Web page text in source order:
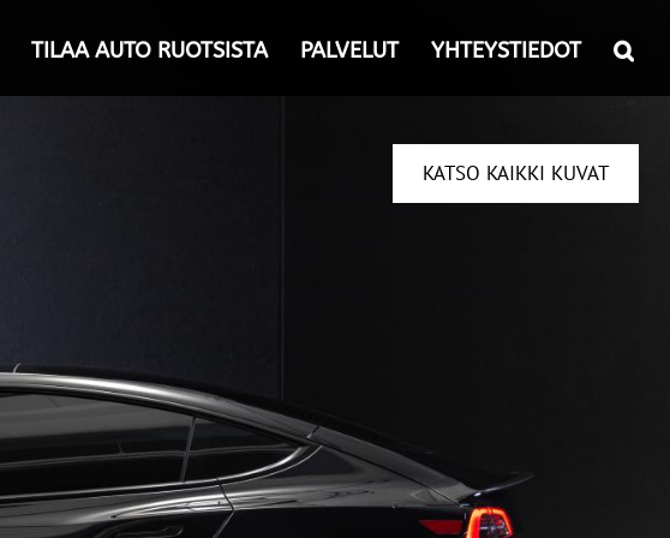
TILAA AUTO RUOTSISTA PALVELUT YHTEYSTIEDOT
KATSO KAIKKI KUVAT